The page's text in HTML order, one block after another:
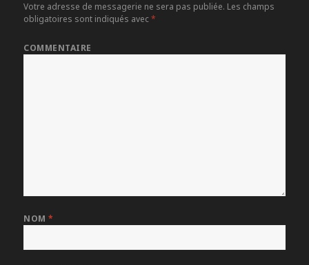
Votre adresse de messagerie ne sera pas publiée. Les champs
obligatoires sont indiqués avec*
COMMENTAIRE
NOM*